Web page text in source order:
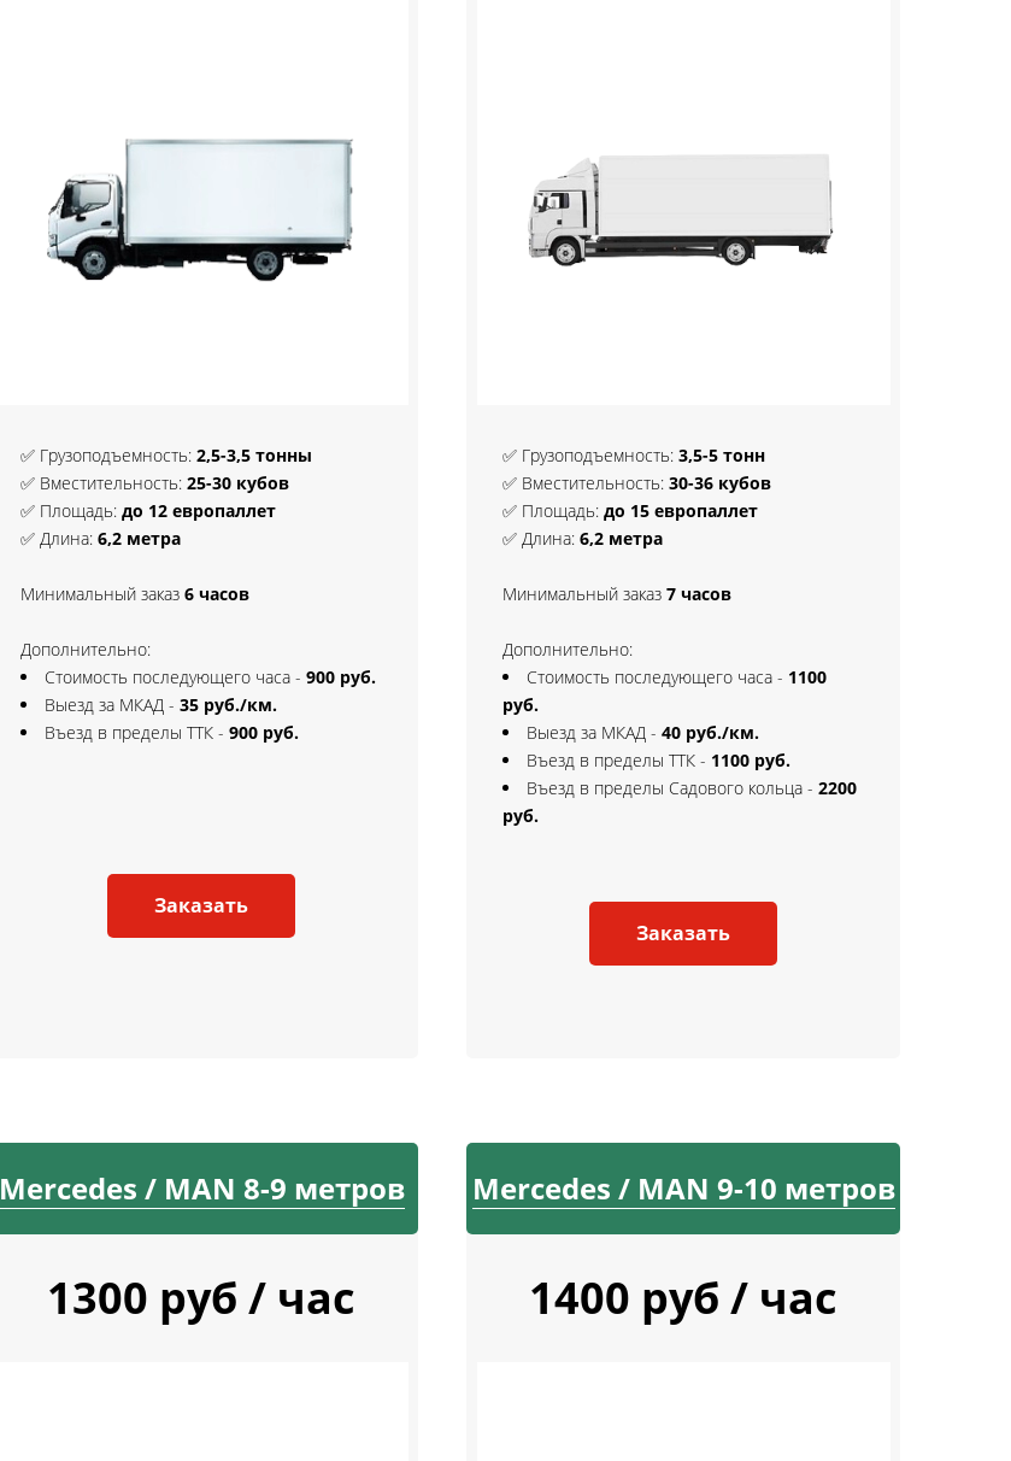
✅ Грузоподъемность: 2,5-3,5 тонны
✅ Вместительность: 25-30 кубов
✅ Площадь: до 12 европаллет
✅ Длина: 6,2 метра
Минимальный заказ 6 часов
Дополнительно:
Стоимость последующего часа - 900 руб.
Выезд за МКАД - 35 руб./км.
Въезд в пределы ТТК - 900 руб.
Заказать
✅ Грузоподъемность: 3,5-5 тонн
✅ Вместительность: 30-36 кубов
✅ Площадь: до 15 европаллет
✅ Длина: 6,2 метра
Минимальный заказ 7 часов
Дополнительно:
Стоимость последующего часа - 1100
руб.
Выезд за МКАД - 40 руб./км.
Въезд в пределы ТТК - 1100 руб.
Въезд в пределы Садового кольца - 2200
руб.
Заказать
Mercedes / MAN 8-9 метров
1300 руб / час
Mercedes / MAN 9-10 метров
1400 руб / час